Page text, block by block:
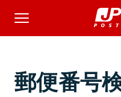
郵便番号